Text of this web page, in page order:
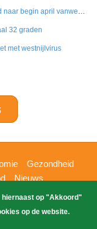
Marathon Amersfoort wordt 2027 vervroegd naar begin april vanwege hitte
32 graden
met westnijlvirus
Gezondheid
Nieuws
2026gehost
hiernaast op "Akkoord"
op de website.